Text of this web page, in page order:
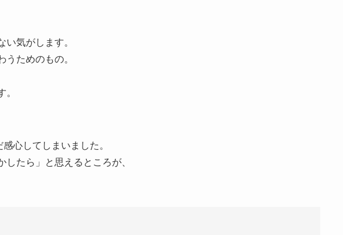
い気がします。
うためのもの。
。
心してしまいました。
たら」と思えるところが、